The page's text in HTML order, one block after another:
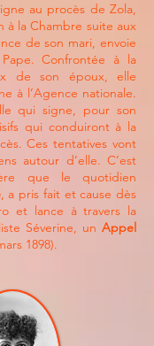
au procès de Zola,
à la Chambre suite aux
de son mari, envoie
Confrontée à la
de son époux, elle
à l’Agence nationale.
qui signe, pour son
qui conduiront à la
Ces tentatives vont
autour d’elle. C’est
que le quotidien
, a pris fait et cause dès
et lance à travers la
Séverine, un Appel
1898).